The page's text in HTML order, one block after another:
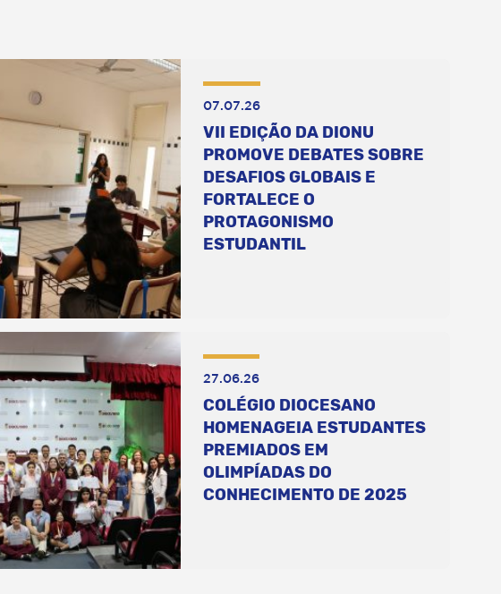
07.07.26
VII EDIÇÃO DA DIONU
PROMOVE DEBATES SOBRE
DESAFIOS GLOBAIS E
FORTALECE O
PROTAGONISMO
ESTUDANTIL
27.06.26
COLÉGIO DIOCESANO
HOMENAGEIA ESTUDANTES
PREMIADOS EM
OLIMPÍADAS DO
CONHECIMENTO DE 2025